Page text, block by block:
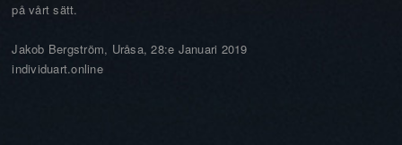
på vårt sätt.
Jakob Bergström, Uråsa, 28:e Januari 2019
individuart.online